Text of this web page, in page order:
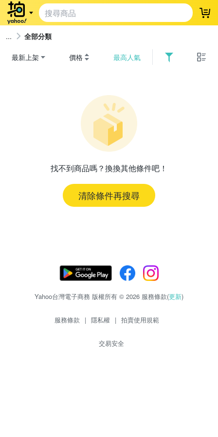
登
全部分類
最新上架 價格 最高人氣
找不到商品嗎？換換其他條件吧！
清除條件再搜尋
Yahoo台灣電子商務 版權所有 © 2026 服務條款(更新)
服務條款 | 隱私權 | 拍賣使用規範
交易安全